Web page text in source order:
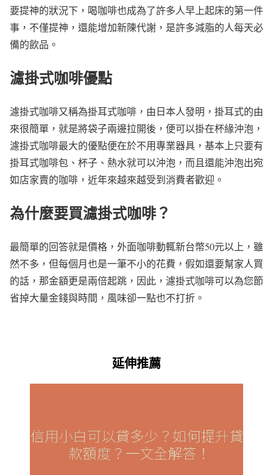
要提神的狀況下，喝咖啡也成為了許多人早上起床的第一件
事，不僅提神，還能增加新陳代謝，是許多減脂的人每天必
備的飲品。
濾掛式咖啡優點
濾掛式咖啡又稱為掛耳式咖啡，由日本人發明，掛耳式的由
來很簡單，就是將袋子兩邊拉開後，便可以掛在杯緣沖泡，
濾掛式咖啡最大的優點便在於不用專業器具，基本上只要有
掛耳式咖啡包、杯子、熱水就可以沖泡，而且還能沖泡出宛
如店家賣的咖啡，近年來越來越受到消費者歡迎。
為什麼要買濾掛式咖啡？
最簡單的回答就是價格，外面咖啡動輒新台幣50元以上，雖
然不多，但每個月也是一筆不小的花費，假如還要幫家人買
的話，那金額更是兩倍起跳，因此，濾掛式咖啡可以為您節
省掉大量金錢與時間，風味卻一點也不打折。
延伸推薦